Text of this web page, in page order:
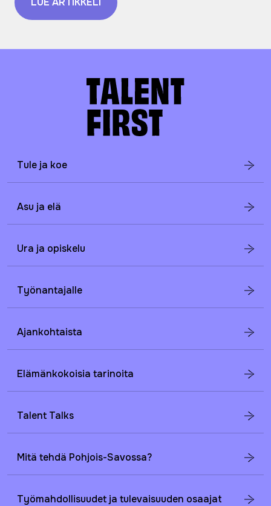
Tule ja koe
Asu ja elä
Ura ja opiskelu
Työnantajalle
Ajankohtaista
Elämänkokoisia tarinoita
Talent Talks
Mitä tehdä Pohjois-Savossa?
Työmahdollisuudet ja tulevaisuuden osaajat